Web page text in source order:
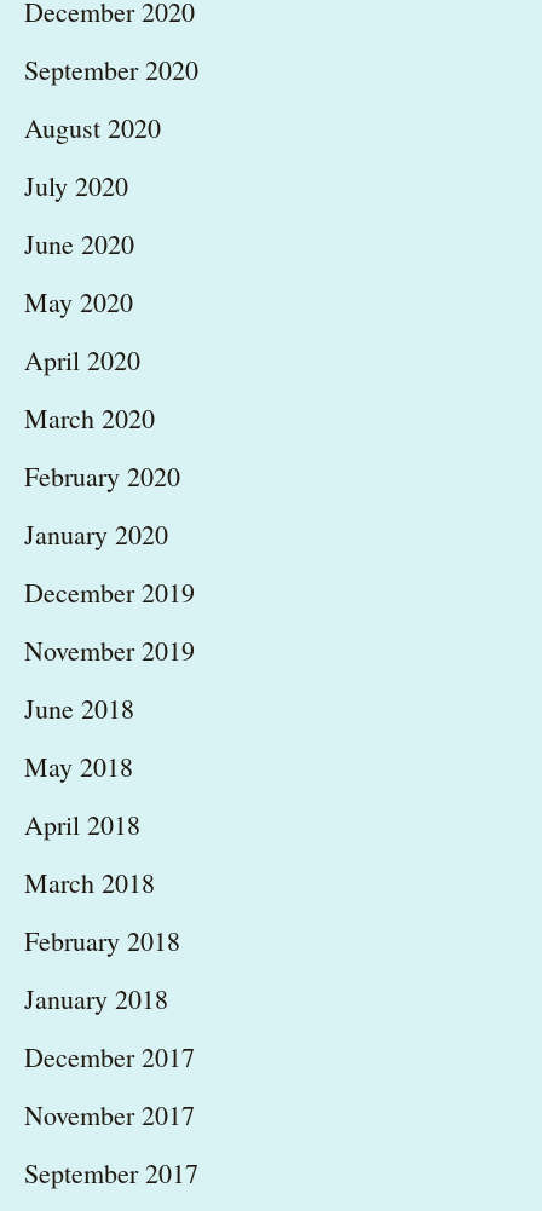
December 2020
September 2020
August 2020
July 2020
June 2020
May 2020
April 2020
March 2020
February 2020
January 2020
December 2019
November 2019
June 2018
May 2018
April 2018
March 2018
February 2018
January 2018
December 2017
November 2017
September 2017